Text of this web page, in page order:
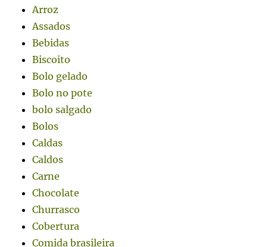
Arroz
Assados
Bebidas
Biscoito
Bolo gelado
Bolo no pote
bolo salgado
Bolos
Caldas
Caldos
Carne
Chocolate
Churrasco
Cobertura
Comida brasileira